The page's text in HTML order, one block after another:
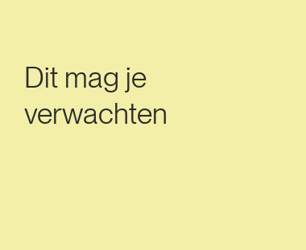
Dit mag je
verwachten